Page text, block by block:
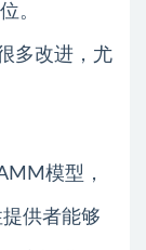
。
多改进，尤
模型，
供者能够